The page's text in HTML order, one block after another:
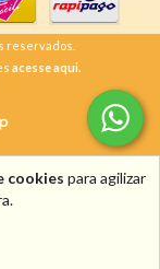
cookies para agilizar
reservados.
acesse aqui.